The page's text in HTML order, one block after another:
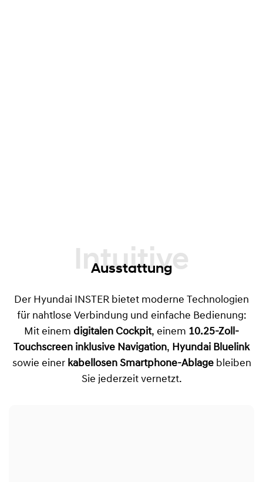
Intuitive
Ausstattung
Der Hyundai INSTER bietet moderne Technologien
für nahtlose Verbindung und einfache Bedienung:
Mit einem digitalen Cockpit, einem 10.25-Zoll-
Touchscreen inklusive Navigation, Hyundai Bluelink
sowie einer kabellosen Smartphone-Ablagebleiben
Sie jederzeit vernetzt.